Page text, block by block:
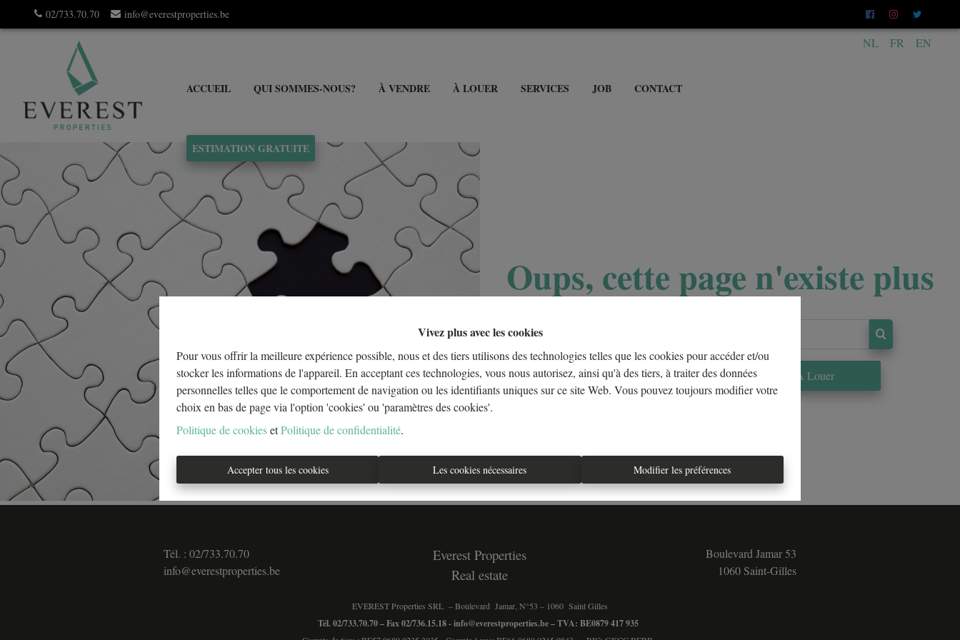
Vivez plus avec les cookies
Pour vous offrir la meilleure expérience possible, nous et des tiers utilisons des technologies telles que les cookies pour accéder et/ou
stocker les informations de l'appareil. En acceptant ces technologies, vous nous autorisez, ainsi qu'à des tiers, à traiter des données
personnelles telles que le comportement de navigation ou les identifiants uniques sur ce site Web. Vous pouvez toujours modifier votre
choix en bas de page via l'option 'cookies' ou 'paramètres des cookies'.
Politique de cookiesetPolitique de confidentialité.
Accepter tous les cookies Les cookies nécessaires Modifier les préférences
02/733.70.70 info@everestproperties.be
ACCUEIL QUI SOMMES-NOUS? À VENDRE À LOUER SERVICES JOB CONTACT
ESTIMATION GRATUITE
NL FR EN
Oups, cette page n'existe plus
À Vendre À Louer
Tél. : 02/733.70.70
info@everestproperties.be
Everest Properties
Real estate
Boulevard Jamar 53
1060 Saint-Gilles
EVEREST Properties SRL – Boulevard Jamar, N°53 – 1060 Saint Gilles
Tél. 02/733.70.70 – Fax 02/736.15.18 -info@everestproperties.be– TVA: BE0879 417 935